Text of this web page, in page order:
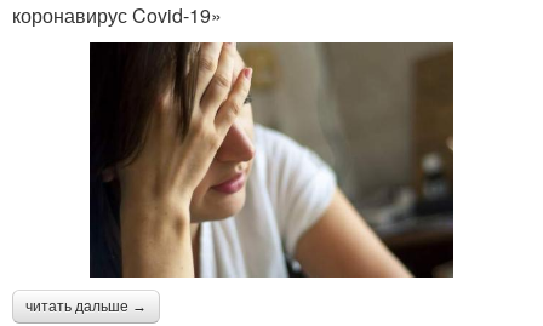
коронавирус Covid-19»
читать дальше →